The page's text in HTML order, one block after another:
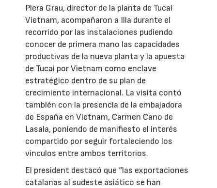
Piera Grau, director de la planta de Tucai
Vietnam, acompañaron a Illa durante el
recorrido por las instalaciones pudiendo
conocer de primera mano las capacidades
productivas de la nueva planta y la apuesta
de Tucai por Vietnam como enclave
estratégico dentro de su plan de
crecimiento internacional. La visita contó
también con la presencia de la embajadora
de España en Vietnam, Carmen Cano de
Lasala, poniendo de manifiesto el interés
compartido por seguir fortaleciendo los
vínculos entre ambos territorios.
El president destacó que “las exportaciones
catalanas al sudeste asiático se han